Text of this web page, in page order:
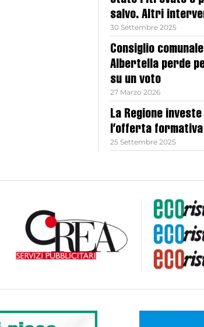
salvo. Altri
30 Settembre 2025
Consiglio
Albertella perde
su un voto
27 Marzo 2026
La Regione
l’offerta
25 Settembre 2025